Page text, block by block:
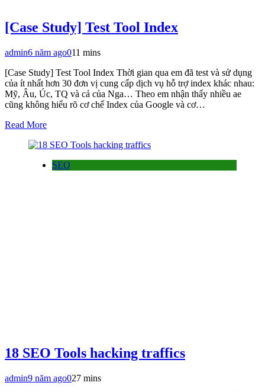
[Case Study] Test Tool Index
admin6 năm ago011 mins
[Case Study] Test Tool Index Thời gian qua em đã test và sử dụng
của ít nhất hơn 30 đơn vị cung cấp dịch vụ hỗ trợ index khác nhau:
Mỹ, Âu, Úc, TQ và cả của Nga… Theo em nhận thấy nhiều ae
cũng không hiểu rõ cơ chế Index của Google và cơ…
Read More
SEO
18 SEO Tools hacking traffics
admin9 năm ago027 mins